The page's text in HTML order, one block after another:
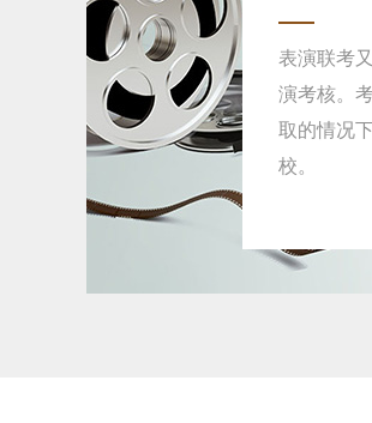
表演联考
演考核。
取的情况
校。